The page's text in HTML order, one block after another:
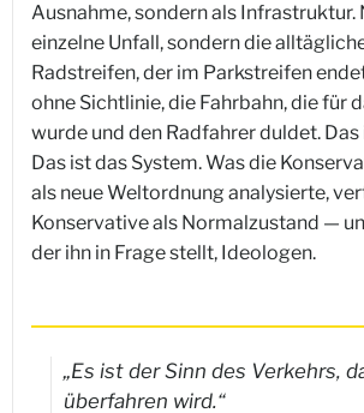
Ausnahme, sondern als Infrastruktur.
einzelne Unfall, sondern die
Radstreifen, der im Parkstreifen
ohne Sichtlinie, die Fahrbahn, die für
wurde und den Radfahrer duldet. Das
Das ist das System. Was die
als neue Weltordnung analysierte,
Konservative als Normalzustand —
der ihn in Frage stellt, Ideologen.
„Es ist der Sinn des Verkehrs,
überfahren wird.“